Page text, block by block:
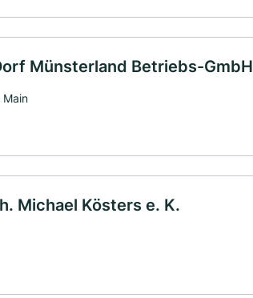
Münsterland Betriebs-GmbH
Michael Kösters e. K.